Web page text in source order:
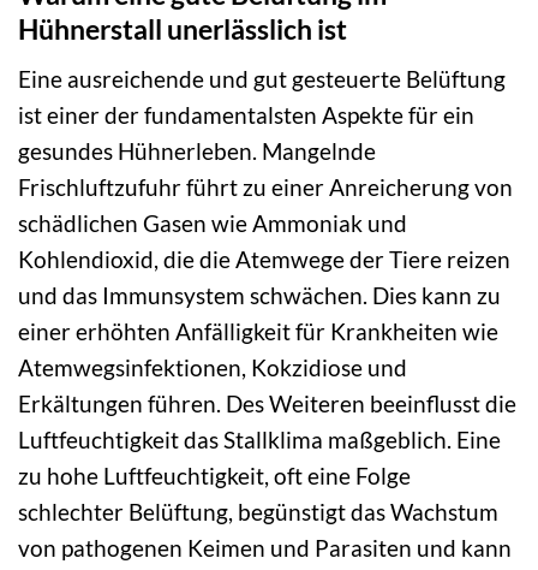
Hühnerstall unerlässlich ist
Eine ausreichende und gut gesteuerte Belüftung
ist einer der fundamentalsten Aspekte für ein
gesundes Hühnerleben. Mangelnde
Frischluftzufuhr führt zu einer Anreicherung von
schädlichen Gasen wie Ammoniak und
Kohlendioxid, die die Atemwege der Tiere reizen
und das Immunsystem schwächen. Dies kann zu
einer erhöhten Anfälligkeit für Krankheiten wie
Atemwegsinfektionen, Kokzidiose und
Erkältungen führen. Des Weiteren beeinflusst die
Luftfeuchtigkeit das Stallklima maßgeblich. Eine
zu hohe Luftfeuchtigkeit, oft eine Folge
schlechter Belüftung, begünstigt das Wachstum
von pathogenen Keimen und Parasiten und kann